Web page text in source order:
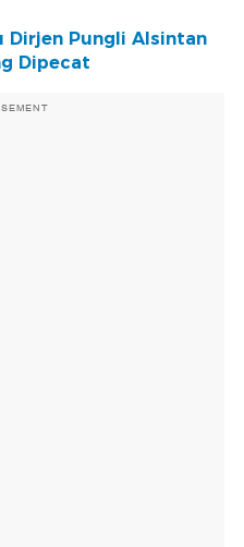
Dirjen Pungli Alsintan
Dipecat